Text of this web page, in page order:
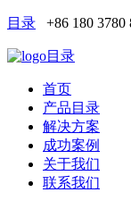
目录 +86 180 3780
目录
首页
产品目录
解决方案
成功案例
关于我们
联系我们